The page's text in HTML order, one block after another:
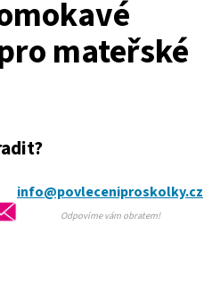
á
a
v
k
v
ý
p
mateřské
info@povleceniproskolky.cz
Odpovíme vám obratem!